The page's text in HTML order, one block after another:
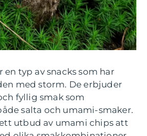
en typ av snacks som har
med storm. De erbjuder
fyllig smak som
salta och umami-smaker.
utbud av umami chips att